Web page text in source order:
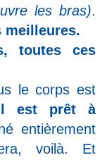
les bras).
meilleures.
toutes ces
le corps est
est prêt à
entièrement
voilà. Et